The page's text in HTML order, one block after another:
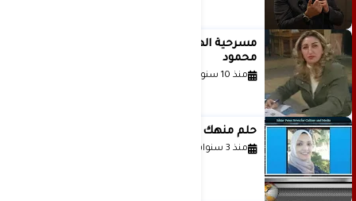
مسرحية الهمزة للمبدعة الاستاذة غادة
محمود
منذ 10 سنوات
حلم منهك للشاعرة رانيا فخري موسى
منذ 3 سنوات